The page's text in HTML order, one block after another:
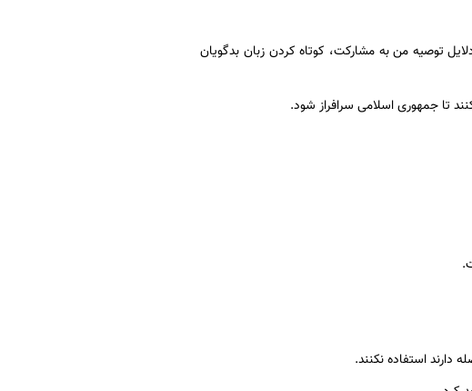
توصیه من به مشارکت، کوتاه کردن زبان بدگویان
تا جمهوری اسلامی سرافراز شود.
دارند استفاده نکنند.